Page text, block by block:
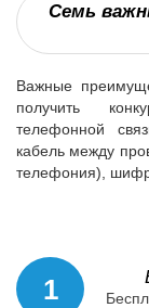
Семь
Важные
получить
телефонной
кабель между
телефония),
1